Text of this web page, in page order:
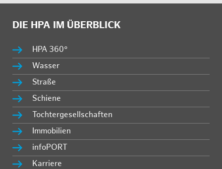
DIE HPA IM ÜBERBLICK
HPA 360°
Wasser
Straße
Schiene
Tochtergesellschaften
Immobilien
infoPORT
Karriere